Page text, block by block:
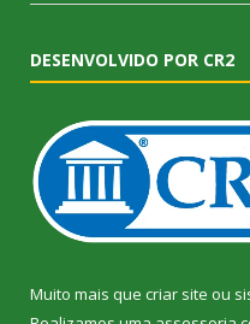
DESENVOLVIDO POR CR2
Muito mais que criar site ou